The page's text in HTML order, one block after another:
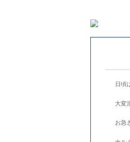
日頃
大変
お急